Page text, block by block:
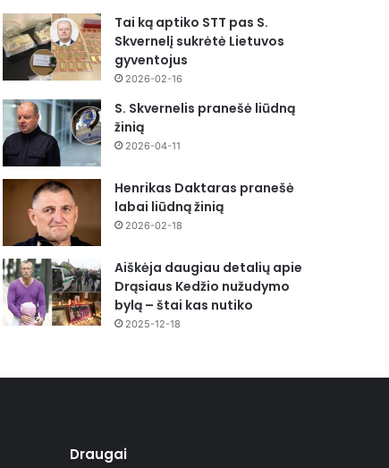
Tai ką aptiko STT pas S.
Skvernelį sukrėtė Lietuvos
gyventojus
2026-02-16
S. Skvernelis pranešė liūdną
žinią
2026-04-11
Henrikas Daktaras pranešė
labai liūdną žinią
2026-02-18
Aiškėja daugiau detalių apie
Drąsiaus Kedžio nužudymo
bylą – štai kas nutiko
2025-12-18
Draugai